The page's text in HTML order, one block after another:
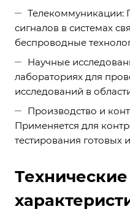
Телекоммуникации:
сигналов в системах
беспроводные
Научные
лабораториях для
исследований в
Производство и
Применяется для
тестирования готовых
Технические